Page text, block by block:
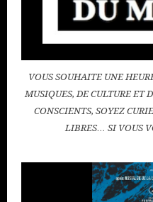
VOUS SOUHAITE UNE
MUSIQUES, DE CULTURE ET
CONSCIENTS, SOYEZ
LIBRES… SI VOUS